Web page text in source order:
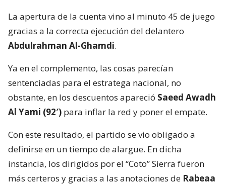
La apertura de la cuenta vino al minuto 45 de juego
gracias a la correcta ejecución del delantero
Abdulrahman Al-Ghamdi.
Ya en el complemento, las cosas parecían
sentenciadas para el estratega nacional, no
obstante, en los descuentos apareció Saeed Awadh
Al Yami (92′) para inflar la red y poner el empate.
Con este resultado, el partido se vio obligado a
definirse en un tiempo de alargue. En dicha
instancia, los dirigidos por el “Coto” Sierra fueron
más certeros y gracias a las anotaciones de Rabeaa